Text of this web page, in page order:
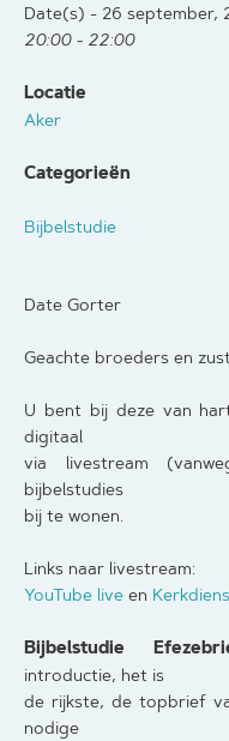
Date(s) - 26 september,
20:00 - 22:00
Locatie
Aker
Categorieën
Bijbelstudie
Date Gorter
Geachte broeders en
U bent bij deze van
digitaal
via livestream
bijbelstudies
bij te wonen.
Links naar livestream:
YouTube live en
Bijbelstudie
introductie, het is
de rijkste, de topbrief
nodige